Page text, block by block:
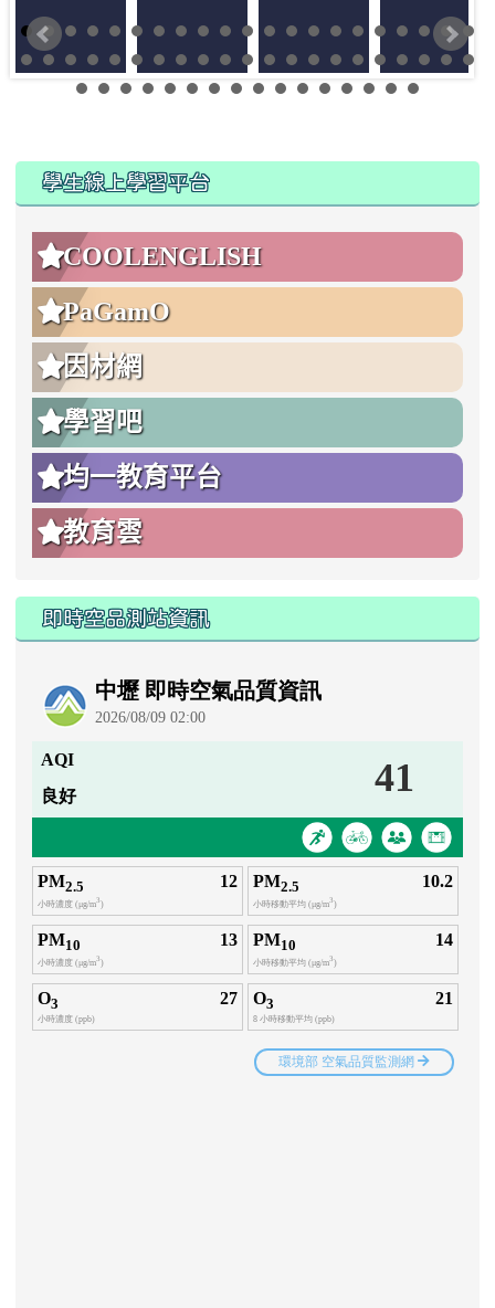
學生線上學習平台
COOLENGLISH
PaGamO
因材網
學習吧
均一教育平台
教育雲
即時空品測站資訊